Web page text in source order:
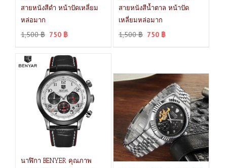
สายหนังสีดำ หน้าปัดเหลี่ยม
หล่อมาก
1,500฿ 750 ฿
สายหนังสีน้ำตาล หน้าปัด
เหลี่ยมหล่อมาก
1,500฿ 750 ฿
นาฬิกา BENYER คุณภาพ